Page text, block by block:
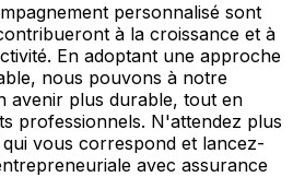
personnalisé sont
à la croissance et à
En adoptant une approche
nous pouvons à notre
avenir plus durable, tout en
professionnels. N'attendez plus
vous correspond et lancez-
avec assurance